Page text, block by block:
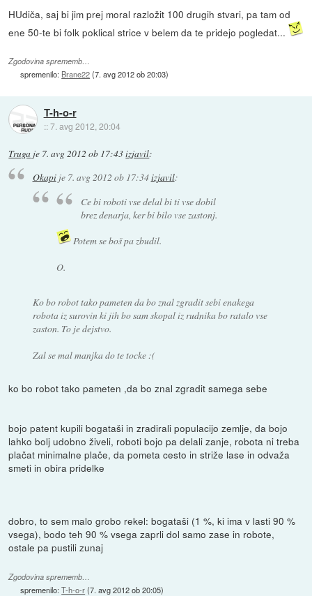
HUdiča, saj bi jim prej moral razložit 100 drugih stvari, pa tam od
ene 50-te bi folk poklical strice v belem da te pridejo pogledat...
Zgodovina sprememb…
spremenilo: Brane22(7. avg 2012 ob 20:03)
T-h-o-r
::7. avg 2012, 20:04
Truga je 7. avg 2012 ob 17:43izjavil:
Okapije 7. avg 2012 ob 17:34izjavil:
Ce bi roboti vse delal bi ti vse dobil
brez denarja, ker bi bilo vse zastonj.
Potem se boš pa zbudil.
O.
Ko bo robot tako pameten da bo znal zgradit sebi enakega
robota iz surovin ki jih bo sam skopal iz rudnika bo ratalo vse
zaston. To je dejstvo.
Zal se mal manjka do te tocke :(
ko bo robot tako pameten ,da bo znal zgradit samega sebe
bojo patent kupili bogataši in zradirali populacijo zemlje, da bojo
lahko bolj udobno živeli, roboti bojo pa delali zanje, robota ni treba
plačat minimalne plače, da pometa cesto in striže lase in odvaža
smeti in obira pridelke
dobro, to sem malo grobo rekel: bogataši (1 %, ki ima v lasti 90 %
vsega), bodo teh 90 % vsega zaprli dol samo zase in robote,
ostale pa pustili zunaj
Zgodovina sprememb…
spremenilo:T-h-o-r(7. avg 2012 ob 20:05)